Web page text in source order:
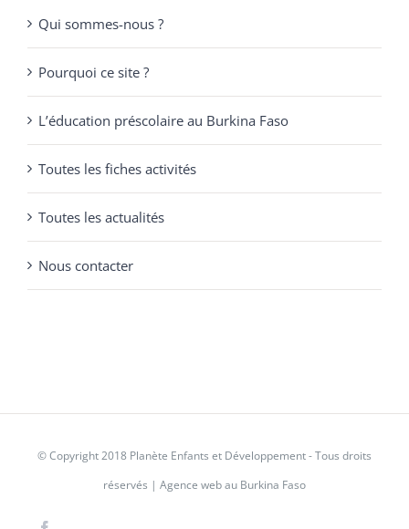
Qui sommes-nous ?
Pourquoi ce site ?
L’éducation préscolaire au Burkina Faso
Toutes les fiches activités
Toutes les actualités
Nous contacter
© Copyright 2018 Planète Enfants et Développement-Tous droits
réservés | Agence web au Burkina Faso